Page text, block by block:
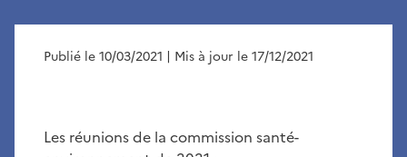
Publié le 10/03/2021 | Mis à jour le 17/12/2021
Les réunions de la commission santé-